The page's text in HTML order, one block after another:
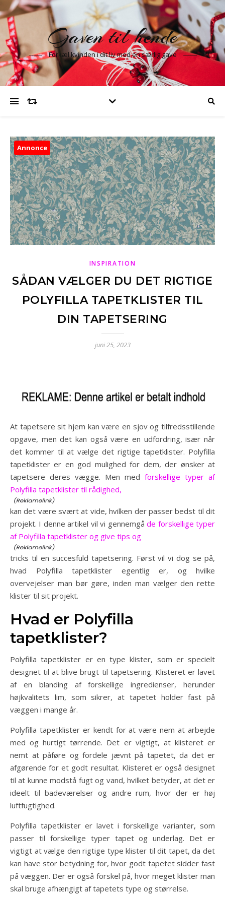
Gaven til hende
Forkæl kvinden i dit liv med en særlig gave
Annonce
INSPIRATION
SÅDAN VÆLGER DU DET RIGTIGE
POLYFILLA TAPETKLISTER TIL
DIN TAPETSERING
juni 25, 2023
At tapetsere sit hjem kan være en sjov og tilfredsstillende
opgave, men det kan også være en udfordring, især når
det kommer til at vælge det rigtige tapetklister. Polyfilla
tapetklister er en god mulighed for dem, der ønsker at
tapetsere deres vægge. Men med forskellige typer af
Polyfilla tapetklister til rådighed,
kan det være svært at vide, hvilken der passer bedst til dit
projekt. I denne artikel vil vi gennemgåde forskellige typer
af Polyfilla tapetklister og give tips og
tricks til en succesfuld tapetsering. Først vil vi dog se på,
hvad Polyfilla tapetklister egentlig er, og hvilke
overvejelser man bør gøre, inden man vælger den rette
klister til sit projekt.
Hvad er Polyfilla
tapetklister?
Polyfilla tapetklister er en type klister, som er specielt
designet til at blive brugt til tapetsering. Klisteret er lavet
af en blanding af forskellige ingredienser, herunder
højkvalitets lim, som sikrer, at tapetet holder fast på
væggen i mange år.
Polyfilla tapetklister er kendt for at være nem at arbejde
med og hurtigt tørrende. Det er vigtigt, at klisteret er
nemt at påføre og fordele jævnt på tapetet, da det er
afgørende for et godt resultat. Klisteret er også designet
til at kunne modstå fugt og vand, hvilket betyder, at det er
ideelt til badeværelser og andre rum, hvor der er høj
luftfugtighed.
Polyfilla tapetklister er lavet i forskellige varianter, som
passer til forskellige typer tapet og underlag. Det er
vigtigt at vælge den rigtige type klister til dit tapet, da det
kan have stor betydning for, hvor godt tapetet sidder fast
på væggen. Der er også forskel på, hvor meget klister man
skal bruge afhængigt af tapetets type og størrelse.